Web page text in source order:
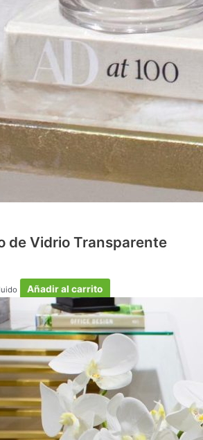
de Vidrio Transparente
Añadir al carrito